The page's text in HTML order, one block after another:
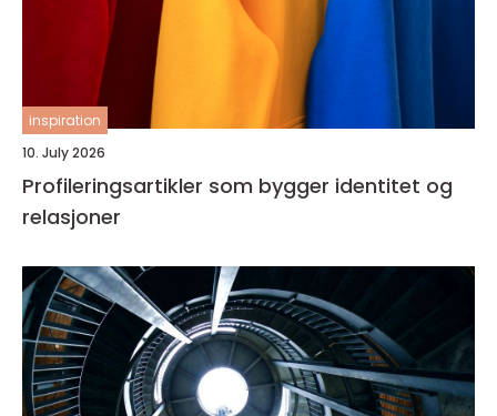
inspiration
10. July 2026
Profileringsartikler som bygger identitet og
relasjoner